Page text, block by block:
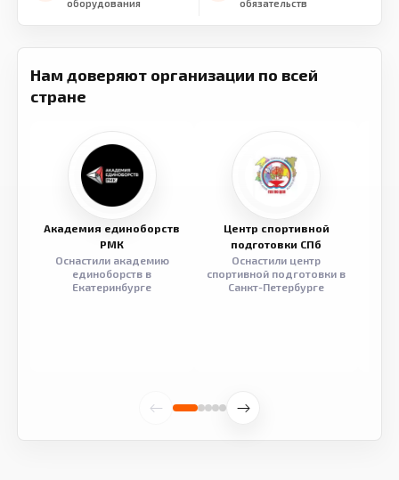
оборудования обязательств
Нам доверяют организации по всей
стране
Академия единоборств
РМК
Оснастили академию
единоборств в
Екатеринбурге
Центр спортивной
подготовки СПб
Оснастили центр
спортивной подготовки в
Санкт-Петербурге